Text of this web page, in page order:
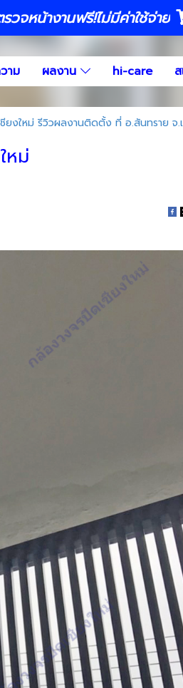
วจหน้างานฟรี!ไม่มีค่าใช้จ่าย
าม ผลงาน hi-care
ยงใหม่ รีวิวผลงานติดตั้ง ที่ อ.สันทราย จ.
หม่